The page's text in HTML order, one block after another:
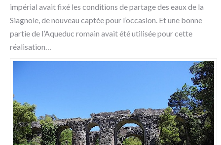
impérial avait fixé les conditions de partage des eaux de la
Siagnole, de nouveau captée pour l’occasion. Et une bonne
partie de l’Aqueduc romain avait été utilisée pour cette
réalisation…